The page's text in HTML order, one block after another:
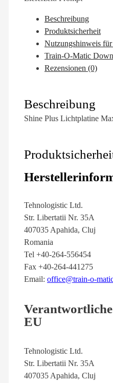
Beschreibung
Produktsicherheit
Nutzungshinweis
Train-O-Matic
Rezensionen (0)
Beschreibung
Shine Plus Lichtplatine
Tehnologistic Ltd.
Str. Libertatii Nr. 35A
407035 Apahida, Cluj
Romania
Tel +40-264-556454
Fax +40-264-441275
Email: office@train-o-
EU
Tehnologistic Ltd.
Str. Libertatii Nr. 35A
407035 Apahida, Cluj